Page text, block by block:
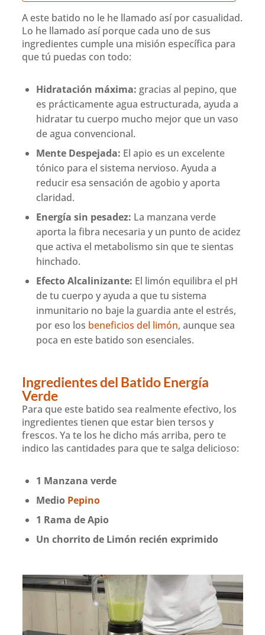
A este batido no le he llamado así por casualidad.
Lo he llamado así porque cada uno de sus
ingredientes cumple una misión específica para
que tú puedas con todo:
Hidratación máxima: gracias al pepino, que
es prácticamente agua estructurada, ayuda a
hidratar tu cuerpo mucho mejor que un vaso
de agua convencional.
Mente Despejada: El apio es un excelente
tónico para el sistema nervioso. Ayuda a
reducir esa sensación de agobio y aporta
claridad.
Energía sin pesadez: La manzana verde
aporta la fibra necesaria y un punto de acidez
que activa el metabolismo sin que te sientas
hinchado.
Efecto Alcalinizante: El limón equilibra el pH
de tu cuerpo y ayuda a que tu sistema
inmunitario no baje la guardia ante el estrés,
por eso los beneficios del limón, aunque sea
poca en este batido son esenciales.
Ingredientes del Batido Energía
Verde
Para que este batido sea realmente efectivo, los
ingredientes tienen que estar bien tersos y
frescos. Ya te los he dicho más arriba, pero te
indico las cantidades para que te salga delicioso:
1 Manzana verde
Medio Pepino
1 Rama de Apio
Un chorrito de Limón recién exprimido